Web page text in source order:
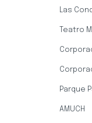
Las
Teatro
Parque
AMUCH